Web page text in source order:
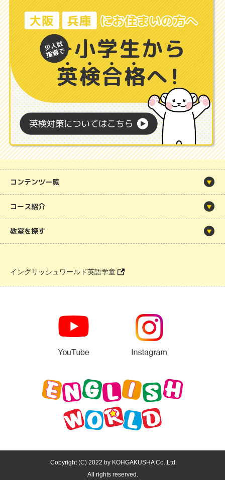
コンテンツ一覧
コース紹介
教室を探す
イングリッシュワールド英語学童
Copyright (C) 2022 by KOHGAKUSHA Co.,Ltd
All rights reserved.